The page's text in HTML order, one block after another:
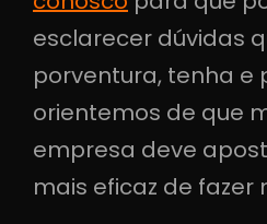
esclarecer dúvidas
porventura, tenha e
orientemos de que
empresa deve
mais eficaz de fazer